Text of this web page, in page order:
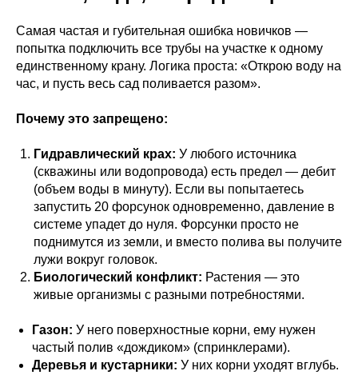
Самая частая и губительная ошибка новичков —
попытка подключить все трубы на участке к одному
единственному крану. Логика проста: «Открою воду на
час, и пусть весь сад поливается разом».
Почему это запрещено:
Гидравлический крах: У любого источника
(скважины или водопровода) есть предел — дебит
(объем воды в минуту). Если вы попытаетесь
запустить 20 форсунок одновременно, давление в
системе упадет до нуля. Форсунки просто не
поднимутся из земли, и вместо полива вы получите
лужи вокруг головок.
Биологический конфликт: Растения — это
живые организмы с разными потребностями.
Газон: У него поверхностные корни, ему нужен
частый полив «дождиком» (спринклерами).
Деревья и кустарники: У них корни уходят вглубь.